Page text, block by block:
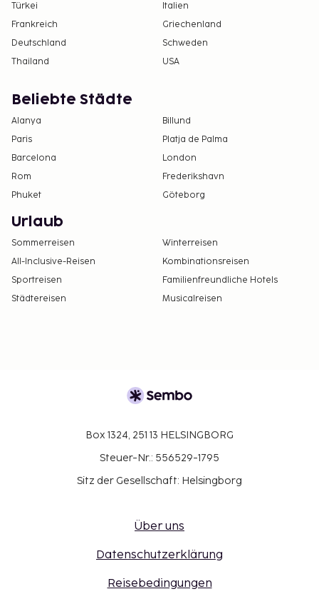
Türkei
Italien
Frankreich
Griechenland
Deutschland
Schweden
Thailand
USA
Beliebte Städte
Alanya
Billund
Paris
Platja de Palma
Barcelona
London
Rom
Frederikshavn
Phuket
Göteborg
Urlaub
Sommerreisen
Winterreisen
All-Inclusive-Reisen
Kombinationsreisen
Sportreisen
Familienfreundliche Hotels
Städtereisen
Musicalreisen
Box 1324, 251 13 HELSINGBORG
Steuer-Nr.: 556529-1795
Sitz der Gesellschaft: Helsingborg
Über uns
Datenschutzerklärung
Reisebedingungen